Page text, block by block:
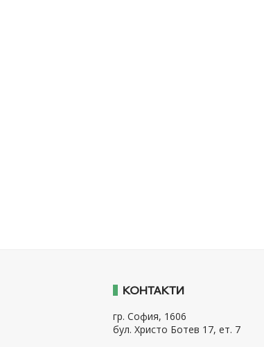
КОНТАКТИ
гр. София, 1606
бул. Христо Ботев 17, ет. 7